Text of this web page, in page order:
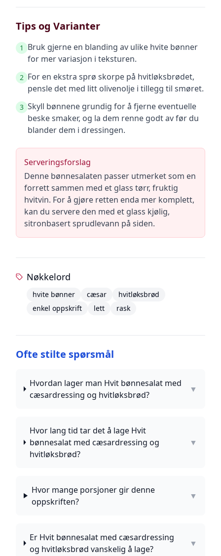
Tips og Varianter
1
Bruk gjerne en blanding av ulike hvite bønner
for mer variasjon i teksturen.
2 For en ekstra sprø skorpe på hvitløksbrødet,
pensle det med litt olivenolje i tillegg til smøret.
3 Skyll bønnene grundig for å fjerne eventuelle
beske smaker, og la dem renne godt av før du
blander dem i dressingen.
Serveringsforslag
Denne bønnesalaten passer utmerket som en
forrett sammen med et glass tørr, fruktig
hvitvin. For å gjøre retten enda mer komplett,
kan du servere den med et glass kjølig,
sitronbasert sprudlevann på siden.
Nøkkelord
hvite bønner cæsar
hvitløksbrød
enkel oppskrift
lett rask
Ofte stilte spørsmål
Hvordan lager man Hvit bønnesalat med
cæsardressing og hvitløksbrød?
▼
Hvor lang tid tar det å lage Hvit
bønnesalat med cæsardressing og
hvitløksbrød?
▼
Hvor mange porsjoner gir denne
oppskriften?
▼
Er Hvit bønnesalat med cæsardressing
og hvitløksbrød vanskelig å lage?
▼